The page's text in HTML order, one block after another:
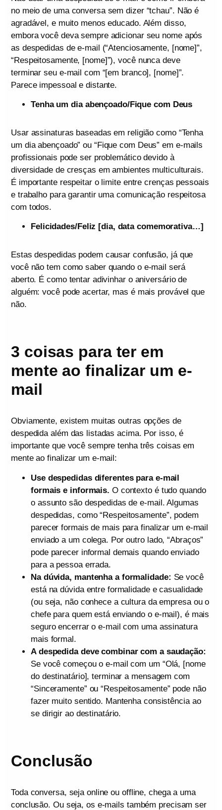
no meio de uma conversa sem dizer “tchau”. Não é
agradável, e muito menos educado. Além disso,
embora você deva sempre adicionar seu nome após
as despedidas de e-mail (“Atenciosamente, [nome]”,
“Respeitosamente, [nome]”), você nunca deve
terminar seu e-mail com “[em branco], [nome]”.
Parece impessoal e distante.
Tenha um dia abençoado/Fique com Deus
Usar assinaturas baseadas em religião como “Tenha
um dia abençoado” ou “Fique com Deus” em e-mails
profissionais pode ser problemático devido à
diversidade de cresças em ambientes multiculturais.
É importante respeitar o limite entre crenças pessoais
e trabalho para garantir uma comunicação respeitosa
com todos.
Felicidades/Feliz [dia, data comemorativa…]
Estas despedidas podem causar confusão, já que
você não tem como saber quando o e-mail será
aberto. É como tentar adivinhar o aniversário de
alguém: você pode acertar, mas é mais provável que
não.
3 coisas para ter em
mente ao finalizar um e-
mail
Obviamente, existem muitas outras opções de
despedida além das listadas acima. Por isso, é
importante que você sempre tenha três coisas em
mente ao finalizar um e-mail:
Use despedidas diferentes para e-mail
formais e informais. O contexto é tudo quando
o assunto são despedidas de e-mail. Algumas
despedidas, como “Respeitosamente”, podem
parecer formais de mais para finalizar um e-mail
enviado a um colega. Por outro lado, “Abraços”
pode parecer informal demais quando enviado
para a pessoa errada.
Na dúvida, mantenha a formalidade: Se você
está na dúvida entre formalidade e casualidade
(ou seja, não conhece a cultura da empresa ou o
chefe para quem está enviando o e-mail), é mais
seguro encerrar o e-mail com uma assinatura
mais formal.
A despedida deve combinar com a saudação:
Se você começou o e-mail com um “Olá, [nome
do destinatário], terminar a mensagem com
“Sinceramente” ou “Respeitosamente” pode não
fazer muito sentido. Mantenha consistência ao
se dirigir ao destinatário.
Conclusão
Toda conversa, seja online ou offline, chega a uma
conclusão. Ou seja, os e-mails também precisam ser